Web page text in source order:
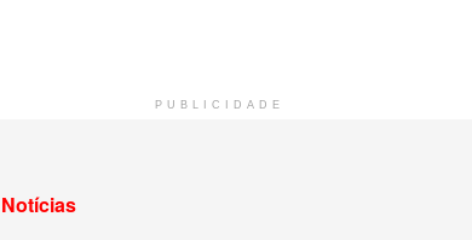
PUBLICIDADE
Notícias